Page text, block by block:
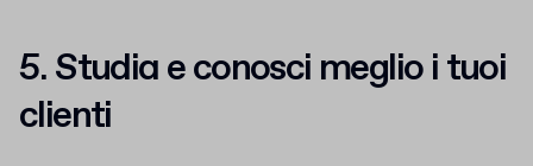
5. Studia e conosci meglio i tuoi
clienti